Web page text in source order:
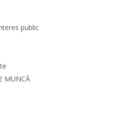
public
MUNCĂ